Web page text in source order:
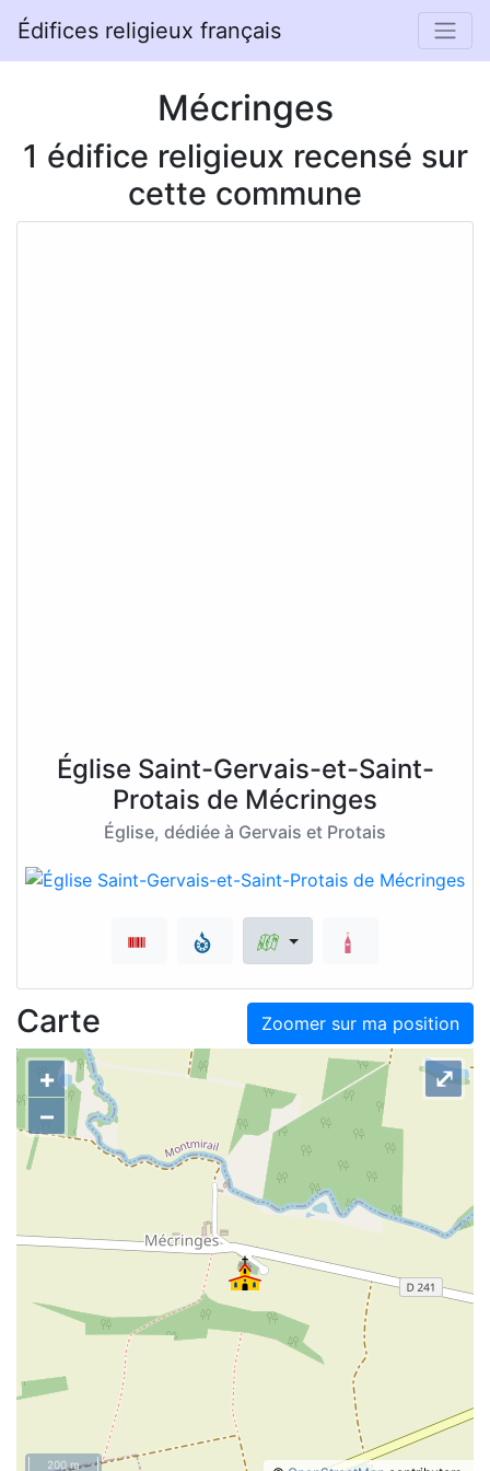
Édifices religieux français
Mécringes
1 édifice religieux recensé sur
cette commune
Église Saint-Gervais-et-Saint-
Protais de Mécringes
Église, dédiée à Gervais et Protais
Zoomer sur ma position
Carte
+
–
⤢
200 m